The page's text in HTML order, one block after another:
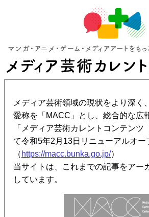
メディア芸術領域の現状をより深く
愛称を「MACC」とし、総合的な広
「メディア芸術カレントコンテンツ
て令和5年2月13日リニューアルオー
（ https://macc.bunka.go.jp/）
当サイトは、これまでの記事をアー
しています。